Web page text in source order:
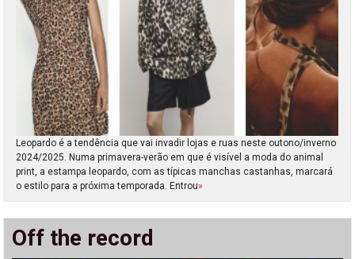
Leopardo é a tendência que vai invadir lojas e ruas neste outono/inverno
2024/2025. Numa primavera-verão em que é visível a moda do animal
print, a estampa leopardo, com as típicas manchas castanhas, marcará
o estilo para a próxima temporada. Entrou»
Off the record